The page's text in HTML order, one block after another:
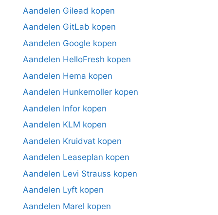
Aandelen Gilead kopen
Aandelen GitLab kopen
Aandelen Google kopen
Aandelen HelloFresh kopen
Aandelen Hema kopen
Aandelen Hunkemoller kopen
Aandelen Infor kopen
Aandelen KLM kopen
Aandelen Kruidvat kopen
Aandelen Leaseplan kopen
Aandelen Levi Strauss kopen
Aandelen Lyft kopen
Aandelen Marel kopen